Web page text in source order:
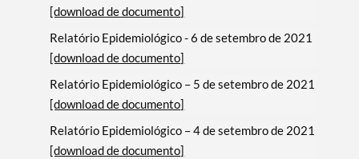
[download de documento]
Relatório Epidemiológico - 6 de setembro de 2021
[download de documento]
Relatório Epidemiológico – 5 de setembro de 2021
[download de documento]
Relatório Epidemiológico – 4 de setembro de 2021
[download de documento]